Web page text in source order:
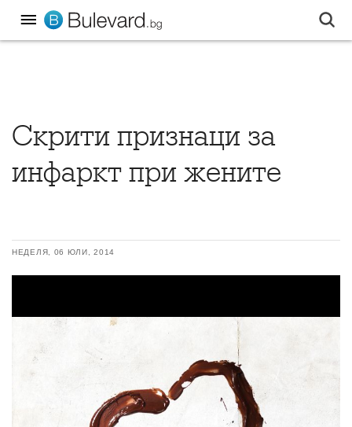
Скрити признаци за
инфаркт при жените
НЕДЕЛЯ, 06 ЮЛИ, 2014